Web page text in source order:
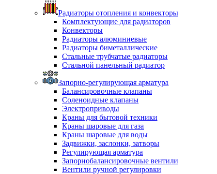
Радиаторы отопления и конвекторы
Комплектующие для радиаторов
Конвекторы
Радиаторы алюминиевые
Радиаторы биметаллические
Стальные трубчатые радиаторы
Стальной панельный радиатор
Запорно-регулирующая арматура
Балансировочные клапаны
Соленоидные клапаны
Электроприводы
Краны для бытовой техники
Краны шаровые для газа
Краны шаровые для воды
Задвижки, заслонки, затворы
Регулирующая арматура
Запорнобалансировочные вентили
Вентили ручной регулировки